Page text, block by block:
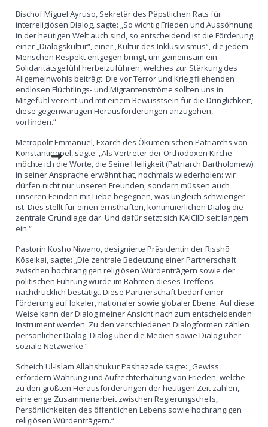
Bischof Miguel Ayruso, Sekretär des Päpstlichen Rats für
interreligiösen Dialog, sagte: „So wichtig Frieden und Aussöhnung
in der heutigen Welt auch sind, so entscheidend ist die Förderung
einer „Dialogskultur“, einer „Kultur des Inklusivismus“, die jedem
Menschen Respekt entgegen bringt, um gemeinsam ein
Solidaritätsgefühl herbeizuführen, welches zur Stärkung des
Allgemeinwohls beiträgt. Die vor Terror und Krieg fliehenden
endlosen Flüchtlings- und Migrantenströme sollten uns in
Mitgefühl vereint und mit einem Bewusstsein für die Dringlichkeit,
diese gegenwärtigen Herausforderungen anzugehen,
vorfinden.“
Metropolit Emmanuel, Exarch des Ökumenischen Patriarchs von
Konstantinopel, sagte: „Als Vertreter der Orthodoxen Kirche
möchte ich die Worte, die Seine Heiligkeit (Patriarch Bartholomew)
in seiner Ansprache erwähnt hat, nochmals wiederholen: wir
dürfen nicht nur unseren Freunden, sondern müssen auch
unseren Feinden mit Liebe begegnen, was ungleich schwieriger
ist. Dies stellt für einen ernsthaften, kontinuierlichen Dialog die
zentrale Grundlage dar. Und dafür setzt sich KAICIID seit langem
ein.“
Pastorin Kosho Niwano, designierte Präsidentin der Risshō
Kōseikai, sagte: „Die zentrale Bedeutung einer Partnerschaft
zwischen hochrangigen religiösen Würdenträgern sowie der
politischen Führung wurde im Rahmen dieses Treffens
nachdrücklich bestätigt. Diese Partnerschaft bedarf einer
Förderung auf lokaler, nationaler sowie globaler Ebene. Auf diese
Weise kann der Dialog meiner Ansicht nach zum entscheidenden
Instrument werden. Zu den verschiedenen Dialogformen zählen
persönlicher Dialog, Dialog über die Medien sowie Dialog über
soziale Netzwerke.“
Scheich Ul-Islam Allahshukur Pashazade sagte: „Gewiss
erfordern Wahrung und Aufrechterhaltung von Frieden, welche
zu den größten Herausforderungen der heutigen Zeit zählen,
eine enge Zusammenarbeit zwischen Regierungschefs,
Persönlichkeiten des öffentlichen Lebens sowie hochrangigen
religiösen Würdenträgern.“